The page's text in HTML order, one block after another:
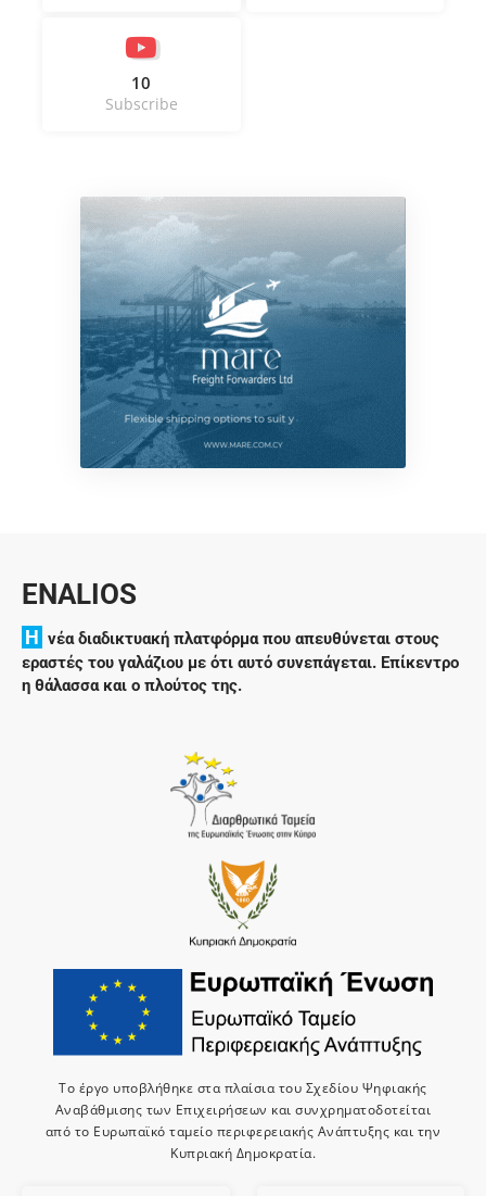
10
Subscribe
ENALIOS
H νέα διαδικτυακή πλατφόρμα που απευθύνεται στους
εραστές του γαλάζιου με ότι αυτό συνεπάγεται. Επίκεντρο
η θάλασσα και ο πλούτος της.
Το έργο υποβλήθηκε στα πλαίσια του Σχεδίου Ψηφιακής
Αναβάθμισης των Επιχειρήσεων και συνχρηματοδοτείται
από το Ευρωπαϊκό ταμείο περιφερειακής Ανάπτυξης και την
Κυπριακή Δημοκρατία.